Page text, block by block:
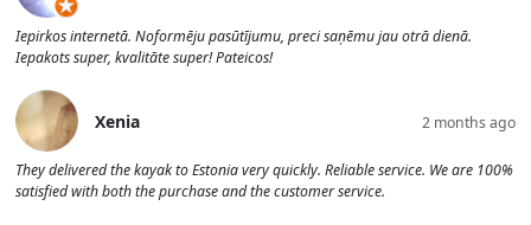
Iepirkos internetā. Noformēju pasūtījumu, preci saņēmu jau otrā dienā.
Iepakots super, kvalitāte super! Pateicos!
Xenia 2 months ago
They delivered the kayak to Estonia very quickly. Reliable service. We are 100%
satisfied with both the purchase and the customer service.